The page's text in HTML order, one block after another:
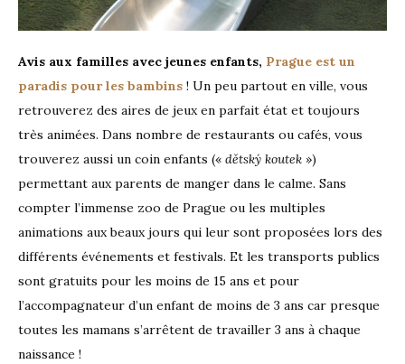
Avis aux familles avec jeunes enfants, Prague est un
paradis pour les bambins ! Un peu partout en ville, vous
retrouverez des aires de jeux en parfait état et toujours
très animées. Dans nombre de restaurants ou cafés, vous
trouverez aussi un coin enfants (« dětský koutek »)
permettant aux parents de manger dans le calme. Sans
compter l’immense zoo de Prague ou les multiples
animations aux beaux jours qui leur sont proposées lors des
différents événements et festivals. Et les transports publics
sont gratuits pour les moins de 15 ans et pour
l’accompagnateur d’un enfant de moins de 3 ans car presque
toutes les mamans s’arrêtent de travailler 3 ans à chaque
naissance !